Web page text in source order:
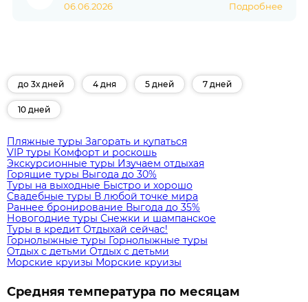
06.06.2026 Подробнее
до 3х дней 4 дня 5 дней 7 дней
10 дней
Пляжные туры Загорать и купаться
VIP туры Комфорт и роскошь
Экскурсионные туры Изучаем отдыхая
Горящие туры Выгода до 30%
Туры на выходные Быстро и хорошо
Свадебные туры В любой точке мира
Раннее бронирование Выгода до 35%
Новогодние туры Снежки и шампанское
Туры в кредит Отдыхай сейчас!
Горнолыжные туры Горнолыжные туры
Отдых с детьми Отдых с детьми
Морские круизы Морские круизы
Средняя температура по месяцам